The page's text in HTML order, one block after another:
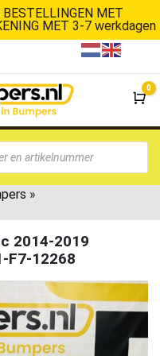
BESTELLINGEN MET
MET 3-7 werkdagen
100% klanttevredenheid
0
»
2014-2019
F7-12268